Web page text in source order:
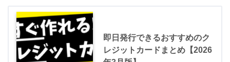
即日発行できるおすすめのク
レジットカードまとめ【2026